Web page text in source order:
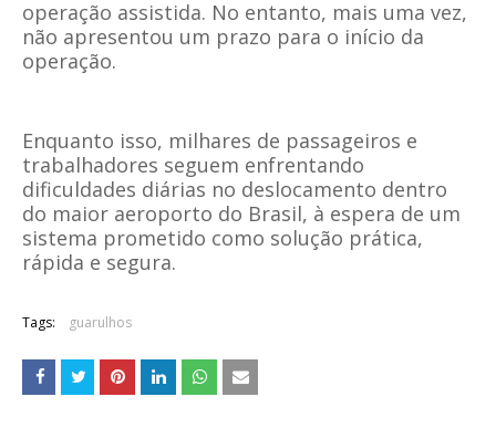
operação assistida. No entanto, mais uma vez,
não apresentou um prazo para o início da
operação.
Enquanto isso, milhares de passageiros e
trabalhadores seguem enfrentando
dificuldades diárias no deslocamento dentro
do maior aeroporto do Brasil, à espera de um
sistema prometido como solução prática,
rápida e segura.
Tags: guarulhos